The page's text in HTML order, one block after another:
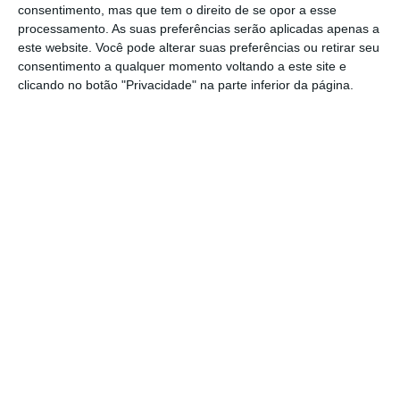
consentimento, mas que tem o direito de se opor a esse
processamento. As suas preferências serão aplicadas apenas a
este website. Você pode alterar suas preferências ou retirar seu
consentimento a qualquer momento voltando a este site e
clicando no botão "Privacidade" na parte inferior da página.